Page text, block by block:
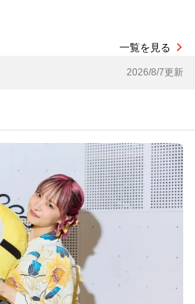
一覧を見る
2026/8/7更新